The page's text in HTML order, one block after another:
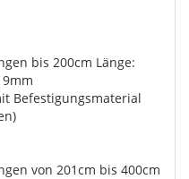
bis 200cm Länge:
Befestigungsmaterial
von 201cm bis 400cm